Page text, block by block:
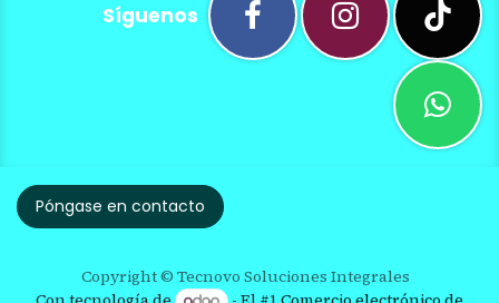
Síguenos
Póngase en contacto
Copyright © Tecnovo Soluciones Integrales